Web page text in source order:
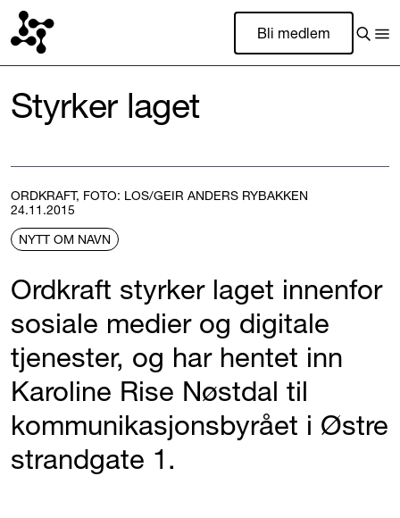
Bli medlem
Styrker laget
ORDKRAFT, FOTO: LOS/GEIR ANDERS RYBAKKEN
24.11.2015
NYTT OM NAVN
Ordkraft styrker laget innenfor
sosiale medier og digitale
tjenester, og har hentet inn
Karoline Rise Nøstdal til
kommunikasjonsbyrået i Østre
strandgate 1.